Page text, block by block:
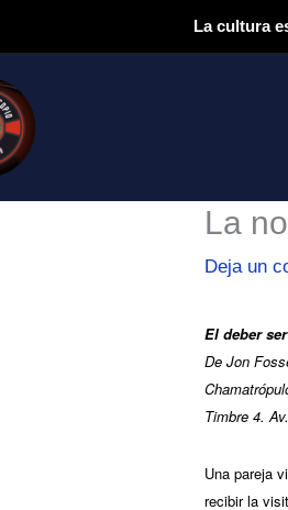
La cultura
La
Deja un
El deber
De Jon
Timbre 4.
Una pareja
recibir la